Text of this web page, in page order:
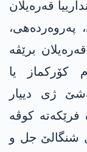
قەرەیلان
پەروەردەھی،
برێڤە
کۆرکماز یا
ژی دییار
کوڤە
شنگالێ جل و